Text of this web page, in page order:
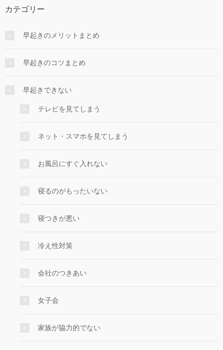
カテゴリー
早起きのメリットまとめ
早起きのコツまとめ
早起きできない
テレビを見てしまう
ネット・スマホを見てしまう
お風呂にすぐ入れない
寝るのがもったいない
寝つきが悪い
冷え性対策
会社のつきあい
女子会
家族が協力的でない